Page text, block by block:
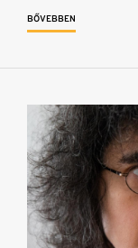
BŐVEBBEN